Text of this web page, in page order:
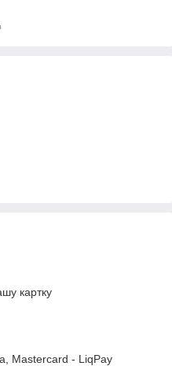
картку
Mastercard - LiqPay